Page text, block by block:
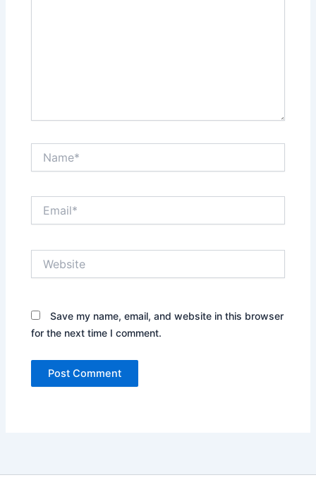
Save my name, email, and website in this browser
for the next time I comment.